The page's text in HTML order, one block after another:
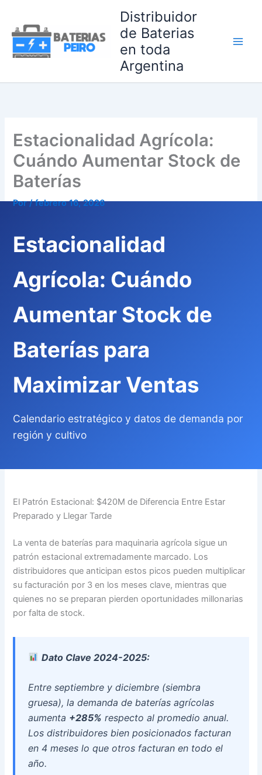
contenido
Distribuidor
de Baterias
en toda
Argentina
Estacionalidad Agrícola:
Cuándo Aumentar Stock de
Baterías
Por/febrero 16, 2026
Estacionalidad
Agrícola: Cuándo
Aumentar Stock de
Baterías para
Maximizar Ventas
Calendario estratégico y datos de demanda por
región y cultivo
El Patrón Estacional: $420M de Diferencia Entre Estar
Preparado y Llegar Tarde
La venta de baterías para maquinaria agrícola sigue un
patrón estacional extremadamente marcado. Los
distribuidores que anticipan estos picos pueden multiplicar
su facturación por 3 en los meses clave, mientras que
quienes no se preparan pierden oportunidades millonarias
por falta de stock.
Dato Clave 2024-2025:
Entre septiembre y diciembre (siembra
gruesa), la demanda de baterías agrícolas
aumenta +285% respecto al promedio anual.
Los distribuidores bien posicionados facturan
en 4 meses lo que otros facturan en todo el
año.